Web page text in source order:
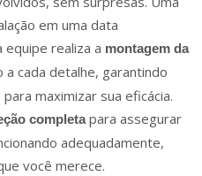
em uma data
equipe realiza a montagem da
cada detalhe, garantindo
maximizar sua eficácia.
completapara assegurar
adequadamente,
você merece.